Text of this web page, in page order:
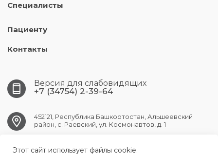
Специалисты
Пациенту
Контакты
Версия для слабовидящих
+7 (34754) 2-39-64
452121, Республика Башкортостан, Альшеевский
район, с. Раевский, ул. Космонавтов, д. 1
RAEVSK.CRB@doctorrb.ru
Этот сайт использует файлы cookie.